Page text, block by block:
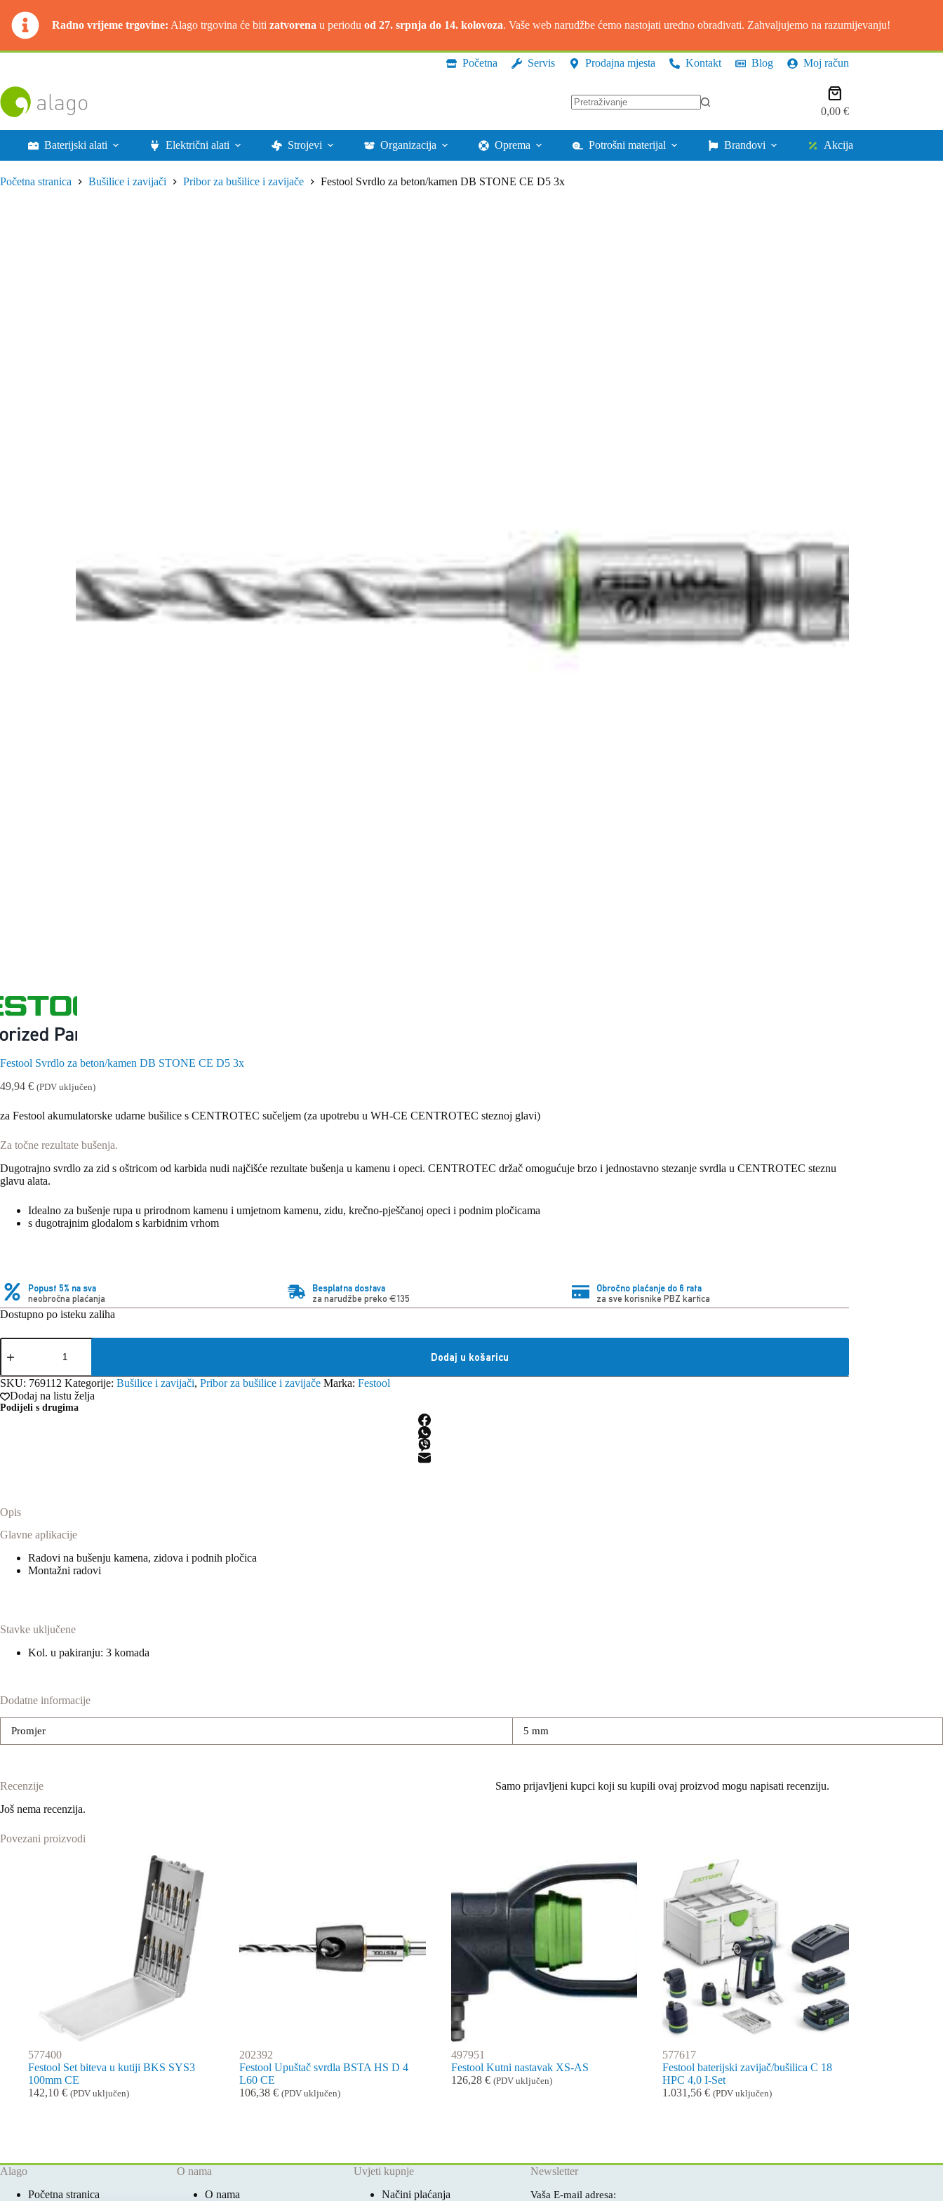
Radno vrijeme trgovine: Alago trgovina će biti zatvorena u periodu od 27. srpnja do 14. kolovoza. Vaše web narudžbe ćemo nastojati uredno obrađivati. Zahvaljujemo na razumijevanju!
Preskoči
Početna Servis Prodajna mjesta Kontakt Blog Moj račun
rezultata.
Košarica
0,00 €
Baterijski alati Električni alati Strojevi Organizacija Oprema Potrošni materijal Brandovi Akcija
Početna stranica Bušilice i zavijači Pribor za bušilice i zavijače Festool Svrdlo za beton/kamen DB STONE CE D5 3x
Festool Svrdlo za beton/kamen DB STONE CE D5 3x
49,94 € (PDV uključen)
za Festool akumulatorske udarne bušilice s CENTROTEC sučeljem (za upotrebu u WH-CE CENTROTEC steznoj glavi)
Za točne rezultate bušenja.
Dugotrajno svrdlo za zid s oštricom od karbida nudi najčišće rezultate bušenja u kamenu i opeci. CENTROTEC držač omogućuje brzo i jednostavno stezanje svrdla u CENTROTEC steznu
glavu alata.
Idealno za bušenje rupa u prirodnom kamenu i umjetnom kamenu, zidu, krečno-pješčanoj opeci i podnim pločicama
s dugotrajnim glodalom s karbidnim vrhom
Popust 5% na sva
neobročna plaćanja
Besplatna dostava
za narudžbe preko €135
Obročno plaćanje do 6 rata
za sve korisnike PBZ kartica
Dostupno po isteku zaliha
Festool
Svrdlo
beton/kamen
DB
STONE
CE
Dodaj u košaricu
SKU: 769112 Kategorije: Bušilice i zavijači, Pribor za bušilice i zavijače Marka: Festool
Dodaj na listu želja
Podijeli s drugima
Opis
Glavne aplikacije
Radovi na bušenju kamena, zidova i podnih pločica
Montažni radovi
Stavke uključene
Kol. u pakiranju: 3 komada
Dodatne informacije
Promjer 5 mm
Recenzije
Još nema recenzija.
Samo prijavljeni kupci koji su kupili ovaj proizvod mogu napisati recenziju.
Povezani proizvodi
577400
Festool Set biteva u kutiji BKS SYS3
100mm CE
142,10 € (PDV uključen)
202392
Festool Upuštač svrdla BSTA HS D 4
L60 CE
106,38€ (PDV uključen)
497951
Festool Kutni nastavak XS-AS
126,28 € (PDV uključen)
577617
Festool baterijski zavijač/bušilica C 18
HPC 4,0 I-Set
1.031,56€ (PDV uključen)
Alago
Početna stranica
O nama
O nama
Uvjeti kupnje
Načini plaćanja
Newsletter
Vaša E-mail adresa: